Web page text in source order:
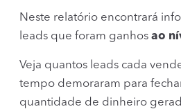
Neste relatório encontrará
leads que foram ganhos ao
Veja quantos leads cada
tempo demoraram para
quantidade de dinheiro